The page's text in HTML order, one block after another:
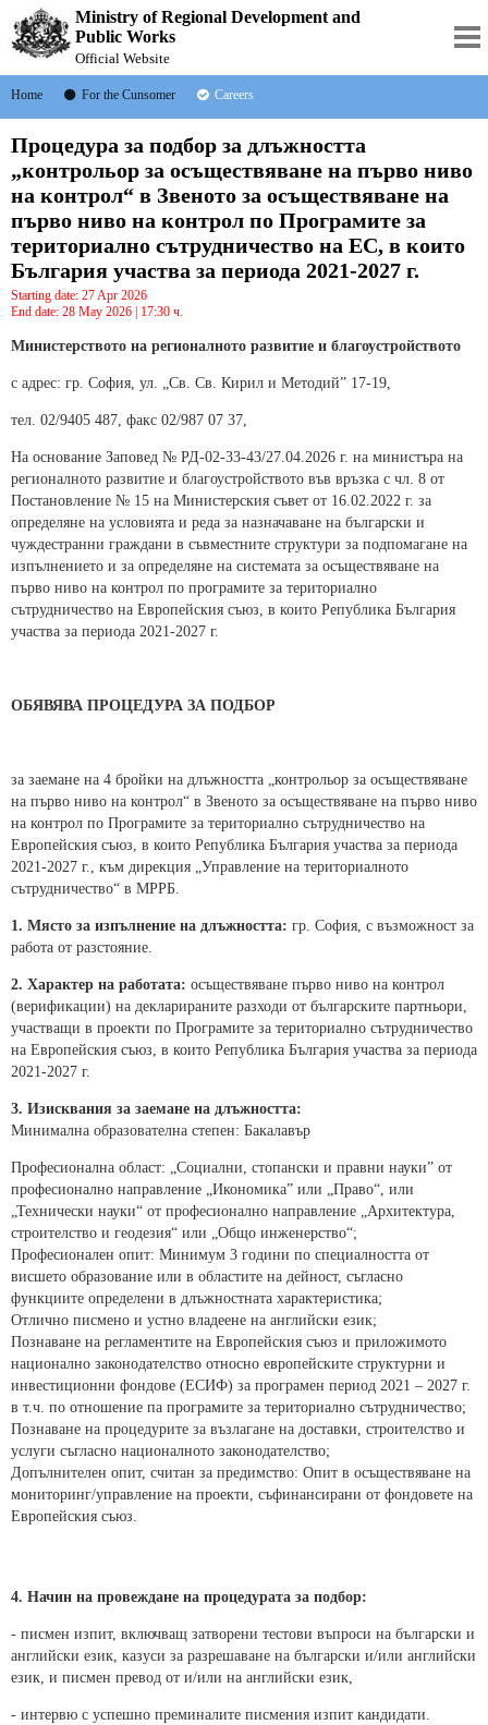
Ministry of Regional Development and
Public Works
Official Website
Home For the Cunsomer Careers
Процедура за подбор за длъжността
„контрольор за осъществяване на първо ниво
на контрол“ в Звеното за осъществяване на
първо ниво на контрол по Програмите за
териториално сътрудничество на ЕС, в които
България участва за периода 2021-2027 г.
Starting date: 27 Apr 2026
End date: 28 May 2026 | 17:30 ч.
Министерството на регионалното развитие и благоустройството
с адрес: гр. София, ул. „Св. Св. Кирил и Методий” 17-19,
тел. 02/9405 487, факс 02/987 07 37,
На основание Заповед № РД-02-33-43/27.04.2026 г. на министъра на
регионалното развитие и благоустройството във връзка с чл. 8 от
Постановление № 15 на Министерския съвет от 16.02.2022 г. за
определяне на условията и реда за назначаване на български и
чуждестранни граждани в съвместните структури за подпомагане на
изпълнението и за определяне на системата за осъществяване на
първо ниво на контрол по програмите за териториално
сътрудничество на Европейския съюз, в които Република България
участва за периода 2021-2027 г.
ОБЯВЯВА ПРОЦЕДУРА ЗА ПОДБОР
за заемане на 4 бройки на длъжността „контрольор за осъществяване
на първо ниво на контрол“ в Звеното за осъществяване на първо ниво
на контрол по Програмите за териториално сътрудничество на
Европейския съюз, в които Република България участва за периода
2021-2027 г., към дирекция „Управление на териториалното
сътрудничество“ в МРРБ.
1. Място за изпълнение на длъжността: гр. София, с възможност за
работа от разстояние.
2. Характер на работата: осъществяване първо ниво на контрол
(верификации) на декларираните разходи от българските партньори,
участващи в проекти по Програмите за териториално сътрудничество
на Европейския съюз, в които Република България участва за периода
2021-2027 г.
3. Изисквания за заемане на длъжността:
Минимална образователна степен: Бакалавър
Професионална област: „Социални, стопански и правни науки” от
професионално направление „Икономика” или „Право“, или
„Технически науки“ от професионално направление „Архитектура,
строителство и геодезия“ или „Общо инженерство“;
Професионален опит: Минимум 3 години по специалността от
висшето образование или в областите на дейност, съгласно
функциите определени в длъжностната характеристика;
Отлично писмено и устно владеене на английски език;
Познаване на регламентите на Европейския съюз и приложимото
национално законодателство относно европейските структурни и
инвестиционни фондове (ЕСИФ) за програмен период 2021 – 2027 г.
в т.ч. по отношение па програмите за териториално сътрудничество;
Познаване на процедурите за възлагане на доставки, строителство и
услуги съгласно националното законодателство;
Допълнителен опит, считан за предимство: Опит в осъществяване на
мониторинг/управление на проекти, съфинансирани от фондовете на
Европейския съюз.
4. Начин на провеждане на процедурата за подбор:
- писмен изпит, включващ затворени тестови въпроси на български и
английски език, казуси за разрешаване на български и/или английски
език, и писмен превод от и/или на английски език,
- интервю с успешно преминалите писмения изпит кандидати.